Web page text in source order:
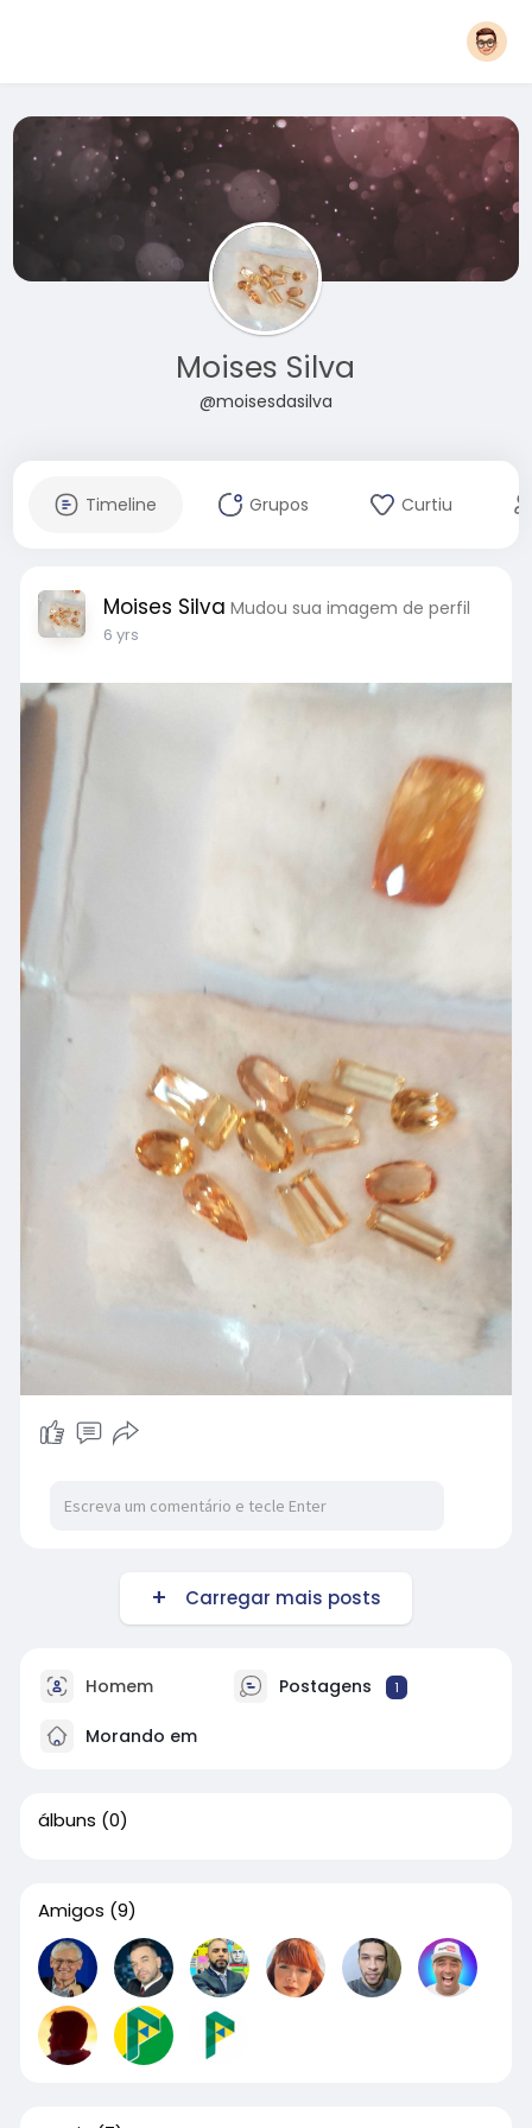
Moises Silva
@moisesdasilva
Timeline Grupos Curtiu
Moises Silva Mudou sua imagem de perfil
6 yrs
Carregar mais posts
Homem Postagens 1
Morando em
álbuns (0)
Amigos (9)